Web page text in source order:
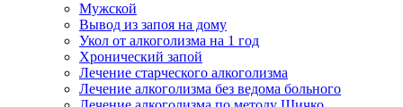
Мужской
Вывод из запоя на дому
Укол от алкоголизма на 1 год
Хронический запой
Лечение старческого алкоголизма
Лечение алкоголизма без ведома больного